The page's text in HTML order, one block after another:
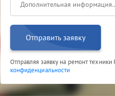
Отправить заявку
Отправляя заявку на ремонт
конфиденциальности